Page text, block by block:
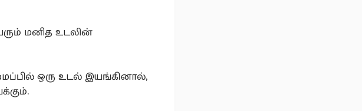
மனித உடலின்
ஒரு உடல் இயங்கினால்,